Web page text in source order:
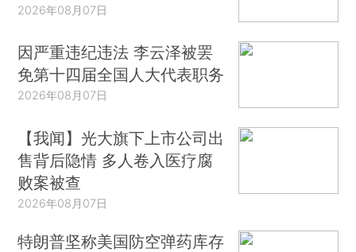
2026年08月07日
因严重违纪违法 李云泽被罢
免第十四届全国人大代表职务
2026年08月07日
【我闻】光大旗下上市公司出
售背后隐情 多人卷入医疗腐
败案被查
2026年08月07日
特朗普坚称美国防空弹药库存